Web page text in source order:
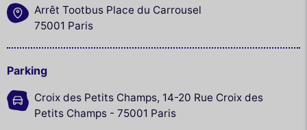
Arrêt Tootbus Place du Carrousel
75001 Paris
Parking
Croix des Petits Champs, 14-20 Rue Croix des
Petits Champs - 75001 Paris